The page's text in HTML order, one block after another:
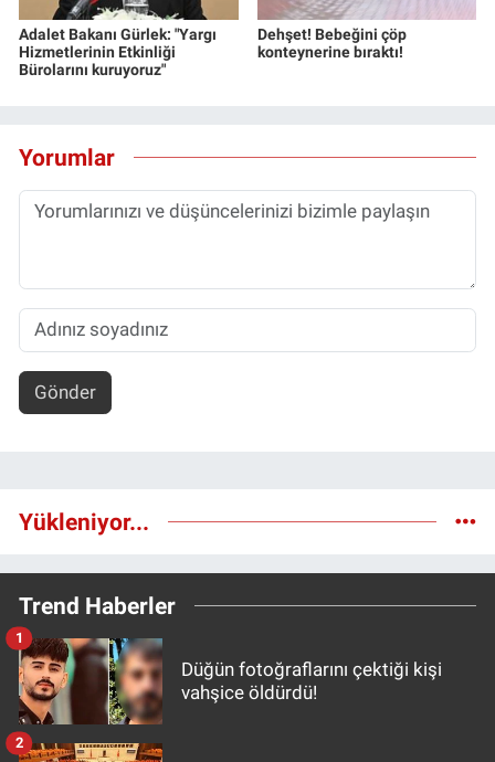
Adalet Bakanı Gürlek: "Yargı
Hizmetlerinin Etkinliği
Bürolarını kuruyoruz"
Dehşet! Bebeğini çöp
konteynerine bıraktı!
Yorumlar
Gönder
Yükleniyor...
Trend Haberler
Düğün fotoğraflarını çektiği kişi
vahşice öldürdü!
1
2